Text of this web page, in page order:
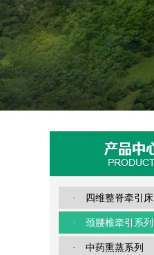
· 四维整脊牵引床
· 颈腰椎牵引系列
· 中药熏蒸系列